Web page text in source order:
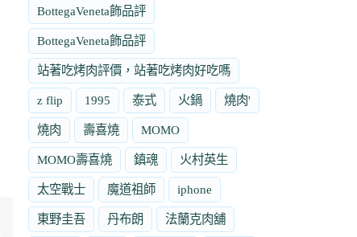
BottegaVeneta飾品評
BottegaVeneta飾品評
站著吃烤肉評價，站著吃烤肉好吃嗎
z flip 1995 泰式 火鍋 燒肉'
燒肉 壽喜燒 MOMO
MOMO壽喜燒 鎮魂 火村英生
太空戰士 魔道祖師 iphone
東野圭吾 丹布朗 法蘭克肉舖